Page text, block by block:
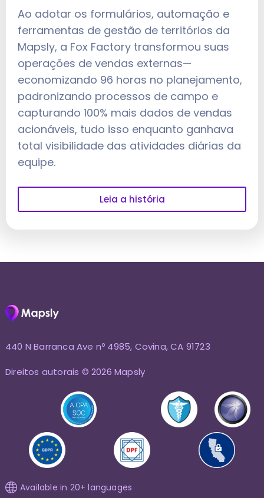
Ao adotar os formulários, automação e
ferramentas de gestão de territórios da
Mapsly, a Fox Factory transformou suas
operações de vendas externas—
economizando 96 horas no planejamento,
padronizando processos de campo e
capturando 100% mais dados de vendas
acionáveis, tudo isso enquanto ganhava
total visibilidade das atividades diárias da
equipe.
Leia a história
440 N Barranca Ave nº 4985, Covina, CA 91723
Direitos autorais © 2026 Mapsly
Available in 20+ languages